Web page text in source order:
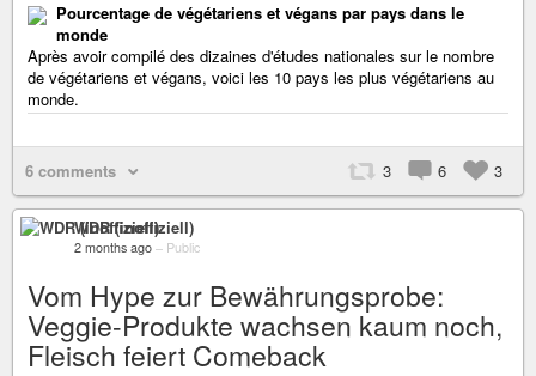
Pourcentage de végétariens et végans par pays dans le
monde
Après avoir compilé des dizaines d'études nationales sur le nombre
de végétariens et végans, voici les 10 pays les plus végétariens au
monde.
6 comments 3 6 3
WDR (inoffiziell)
2 months ago – Public
Vom Hype zur Bewährungsprobe:
Veggie-Produkte wachsen kaum noch,
Fleisch feiert Comeback